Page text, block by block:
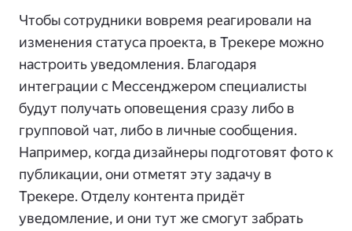
Чтобы сотрудники вовремя реагировали на
изменения статуса проекта, в Трекере можно
настроить уведомления. Благодаря
интеграции с Мессенджером специалисты
будут получать оповещения сразу либо в
групповой чат, либо в личные сообщения.
Например, когда дизайнеры подготовят фото к
публикации, они отметят эту задачу в
Трекере. Отделу контента придёт
уведомление, и они тут же смогут забрать